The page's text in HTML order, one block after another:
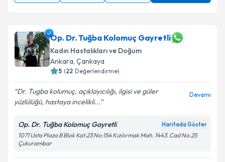
Op. Dr. Tuğba Kolomuç Gayretli
Kadın Hastalıkları ve Doğum
Ankara, Çankaya
5 (22 Değerlendirme)
Dr. Tugba kolumuç, açıklayıcılığı, ilgisi ve güler
yüzlülüğü, hastaya incelikli...
Devamı
Op. Dr. Tuğba Kolomuç Gayretli Haritada Göster
1071 Usta Plaza B Blok Kat.23 No:154 Kızılırmak Mah. 1443. Cad No.25
Çukurambar